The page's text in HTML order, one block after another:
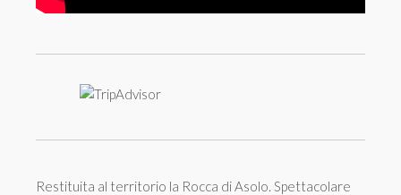
Restituita al territorio la Rocca di Asolo. Spettacolare